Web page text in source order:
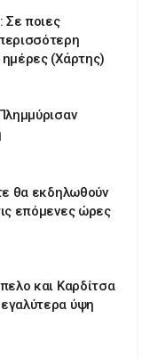
Σε ποιες
(Χάρτης)
θα εκδηλωθούν
επόμενες ώρες
και Καρδίτσα
ύψη